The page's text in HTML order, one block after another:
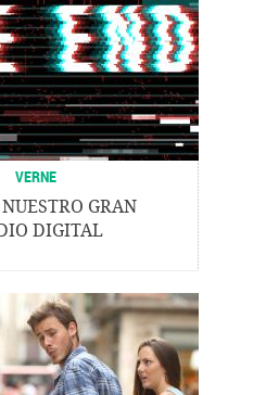
VERNE
GRAN
DIGITAL